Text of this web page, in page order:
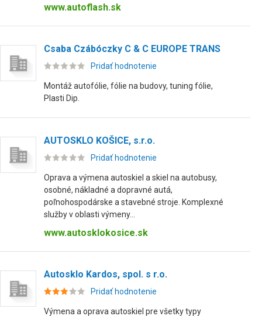
www.autoflash.sk
Csaba Czábóczky C & C EUROPE TRANS
Pridať hodnotenie
Montáž autofólie, fólie na budovy, tuning fólie,
Plasti Dip.
AUTOSKLO KOŠICE, s.r.o.
Pridať hodnotenie
Oprava a výmena autoskiel a skiel na autobusy,
osobné, nákladné a dopravné autá,
poľnohospodárske a stavebné stroje. Komplexné
služby v oblasti výmeny...
www.autosklokosice.sk
Autosklo Kardos, spol. s r.o.
Pridať hodnotenie
Výmena a oprava autoskiel pre všetky typy